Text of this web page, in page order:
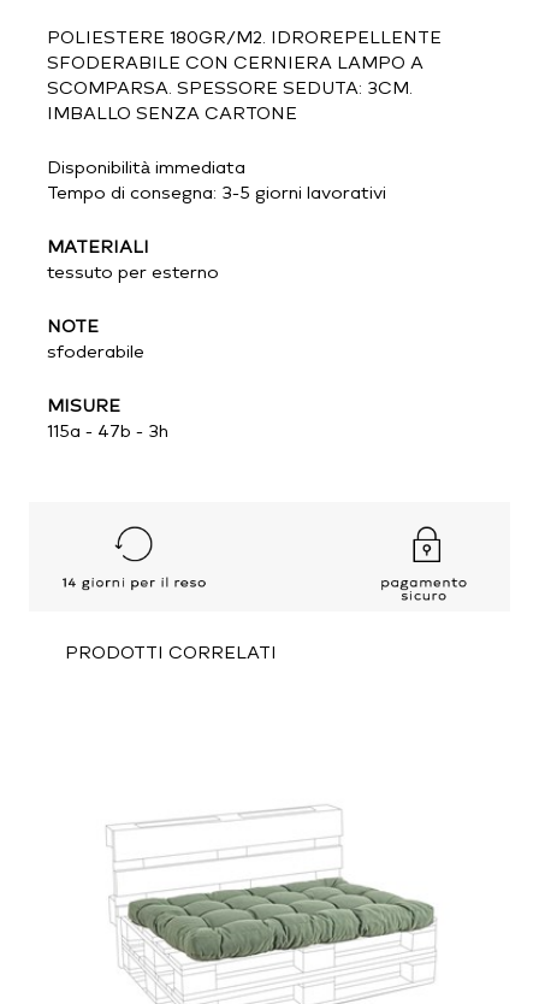
POLIESTERE 180GR/M2. IDROREPELLENTE
SFODERABILE CON CERNIERA LAMPO A
SCOMPARSA. SPESSORE SEDUTA: 3CM.
IMBALLO SENZA CARTONE
Disponibilità immediata
Tempo di consegna: 3-5 giorni lavorativi
MATERIALI
tessuto per esterno
NOTE
sfoderabile
MISURE
115a - 47b - 3h
PRODOTTI CORRELATI